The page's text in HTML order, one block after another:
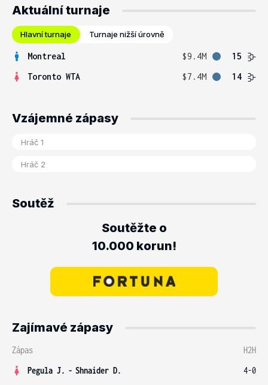
Aktuální turnaje
Hlavní turnaje Turnaje nižší úrovně
Montreal $9.4M
15
Toronto WTA
$7.4M 14
Vzájemné zápasy
Soutěž
Soutěžte o
10.000 korun!
Zajímavé zápasy
Zápas
H2H
Pegula J. - Shnaider D.
4-0